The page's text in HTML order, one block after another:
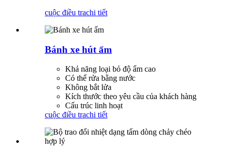
cuộc điều trachi tiết
Bánh xe hút ẩm
Khả năng loại bỏ độ ẩm cao
Có thể rửa bằng nước
Không bắt lửa
Kích thước theo yêu cầu của khách hàng
Cấu trúc linh hoạt
cuộc điều trachi tiết